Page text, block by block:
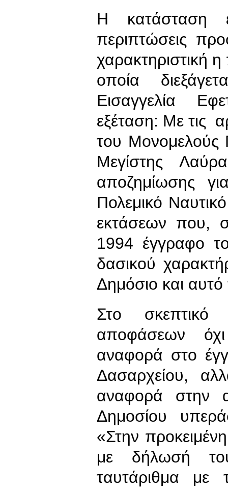
Η κατάσταση
περιπτώσεις
χαρακτηριστική
οποία
Εισαγγελία
εξέταση: Με τις
του Μονομελούς
Μεγίστης
αποζημίωσης
Πολεμικό
εκτάσεων που,
1994 έγγραφο
δασικού
Δημόσιο και αυτό
Στο
αποφάσεων
αναφορά στο
Δασαρχείου,
αναφορά στην
Δημοσίου
«Στην
με δήλωσή
ταυτάριθμα με